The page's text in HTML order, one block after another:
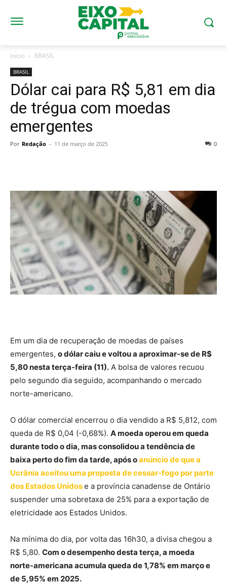
Início BRASIL
BRASIL
Dólar cai para R$ 5,81 em dia
de trégua com moedas
emergentes
Por Redação - 11 de março de 2025 0
Em um dia de recuperação de moedas de países
emergentes, o dólar caiu e voltou a aproximar-se de R$
5,80 nesta terça-feira (11). A bolsa de valores recuou
pelo segundo dia seguido, acompanhando o mercado
norte-americano.
O dólar comercial encerrou o dia vendido a R$ 5,812, com
queda de R$ 0,04 (-0,68%). A moeda operou em queda
durante todo o dia, mas consolidou a tendência de
baixa perto do fim da tarde, após oanúncio de que a
Ucrânia aceitou uma proposta de cessar-fogo por parte
dos Estados Unidose a província canadense de Ontário
suspender uma sobretaxa de 25% para a exportação de
eletricidade aos Estados Unidos.
Na mínima do dia, por volta das 16h30, a divisa chegou a
R$ 5,80. Com o desempenho desta terça, a moeda
norte-americana acumula queda de 1,78% em março e
de 5,95% em 2025.